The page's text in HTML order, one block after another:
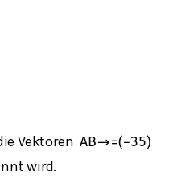
VektorenAB→=(−35)
wird.